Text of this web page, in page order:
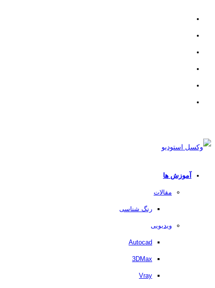
آموزش ها
مقالات
رنگ شناسی
ویدیویی
Autocad
3DMax
Vray